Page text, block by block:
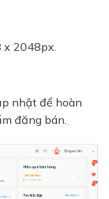
2048px.
nhật để hoàn
đăng bán.